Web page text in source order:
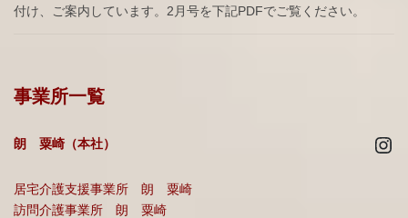
付け、ご案内しています。2月号を下記PDFでご覧ください。
事業所一覧
朗 粟崎（本社）
居宅介護支援事業所 朗 粟崎
訪問介護事業所 朗 粟崎